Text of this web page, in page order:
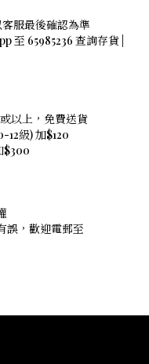
服最後確認為準
至 65985236 查詢存貨 |
以上，免費送貨
12級) 加$120
$300
誤，歡迎電郵至